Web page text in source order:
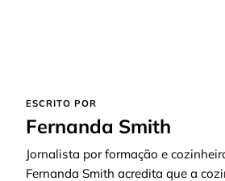
ESCRITO POR
Fernanda Smith
Jornalista por formação e
Fernanda Smith acredita que a